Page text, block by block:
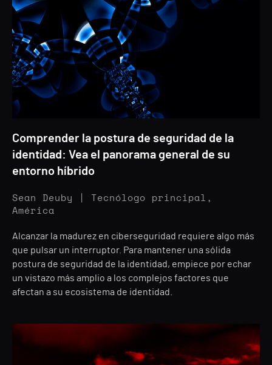
Comprender la postura de seguridad de la
identidad: Vea el panorama general de su
entorno híbrido
Sean Deuby | Tecnólogo principal,
América
Alcanzar la madurez en ciberseguridad requiere algo más
que pulsar un interruptor. Para mantener una sólida
postura de seguridad de la identidad, empiece por echar
un vistazo más amplio a los complejos factores que
afectan a su ecosistema de identidad.